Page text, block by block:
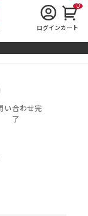
ログイン
0
カート
い合わせ完
了